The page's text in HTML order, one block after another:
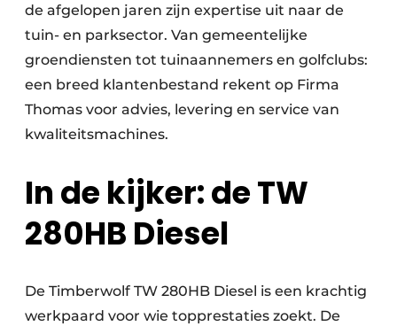
de afgelopen jaren zijn expertise uit naar de
tuin- en parksector. Van gemeentelijke
groendiensten tot tuinaannemers en golfclubs:
een breed klantenbestand rekent op Firma
Thomas voor advies, levering en service van
kwaliteitsmachines.
In de kijker: de TW
280HB Diesel
De Timberwolf TW 280HB Diesel is een krachtig
werkpaard voor wie topprestaties zoekt. De